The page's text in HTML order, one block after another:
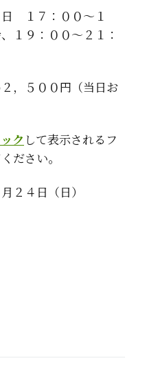
日 １７：００～１
１９：００～２１：
，５００円（当日お
ク して表示されるフ
ださい。
２４日（日）